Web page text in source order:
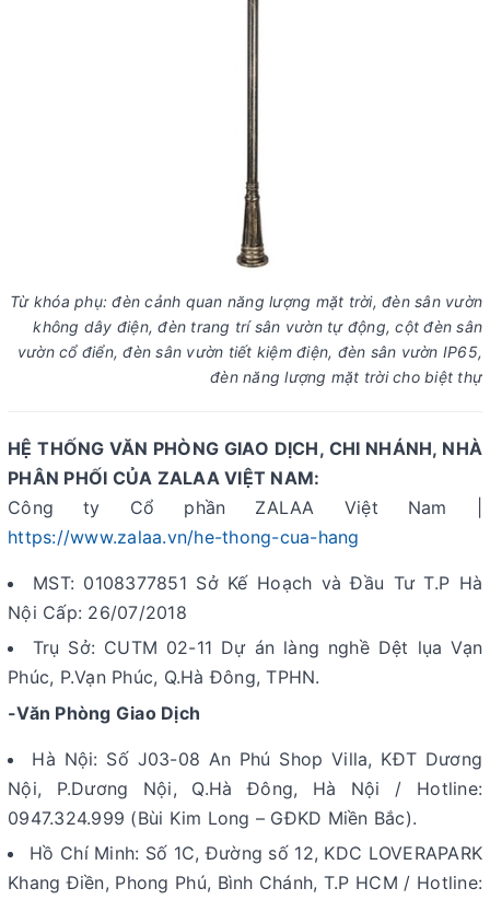
Từ khóa phụ: đèn cảnh quan năng lượng mặt trời, đèn sân vườn
không dây điện, đèn trang trí sân vườn tự động, cột đèn sân
vườn cổ điển, đèn sân vườn tiết kiệm điện, đèn sân vườn IP65,
đèn năng lượng mặt trời cho biệt thự
HỆ THỐNG VĂN PHÒNG GIAO DỊCH, CHI NHÁNH, NHÀ
PHÂN PHỐI CỦA ZALAA VIỆT NAM:
Công ty Cổ phần ZALAA Việt Nam |
https://www.zalaa.vn/he-thong-cua-hang
MST: 0108377851 Sở Kế Hoạch và Đầu Tư T.P Hà
Nội Cấp: 26/07/2018
Trụ Sở: CUTM 02-11 Dự án làng nghề Dệt lụa Vạn
Phúc, P.Vạn Phúc, Q.Hà Đông, TPHN.
-Văn Phòng Giao Dịch
Hà Nội: Số J03-08 An Phú Shop Villa, KĐT Dương
Nội, P.Dương Nội, Q.Hà Đông, Hà Nội / Hotline:
0947.324.999 (Bùi Kim Long – GĐKD Miền Bắc).
Hồ Chí Minh: Số 1C, Đường số 12, KDC LOVERAPARK
Khang Điền, Phong Phú, Bình Chánh, T.P HCM / Hotline: